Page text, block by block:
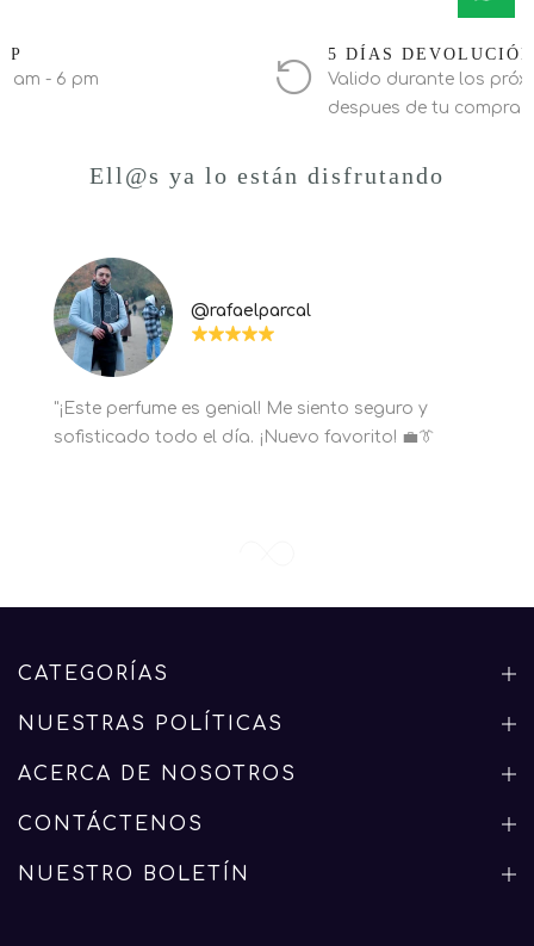
am - 6 pm
5 DÍAS DEVOLUCIÓN
Valido durante los
despues de tu compra
Ell@s ya lo están disfrutando
@rafaelparcal
"¡Este perfume es genial! Me siento seguro y
sofisticado todo el día. ¡Nuevo favorito! 💼👔
CATEGORÍAS
NUESTRAS POLÍTICAS
ACERCA DE NOSOTROS
CONTÁCTENOS
NUESTRO BOLETÍN